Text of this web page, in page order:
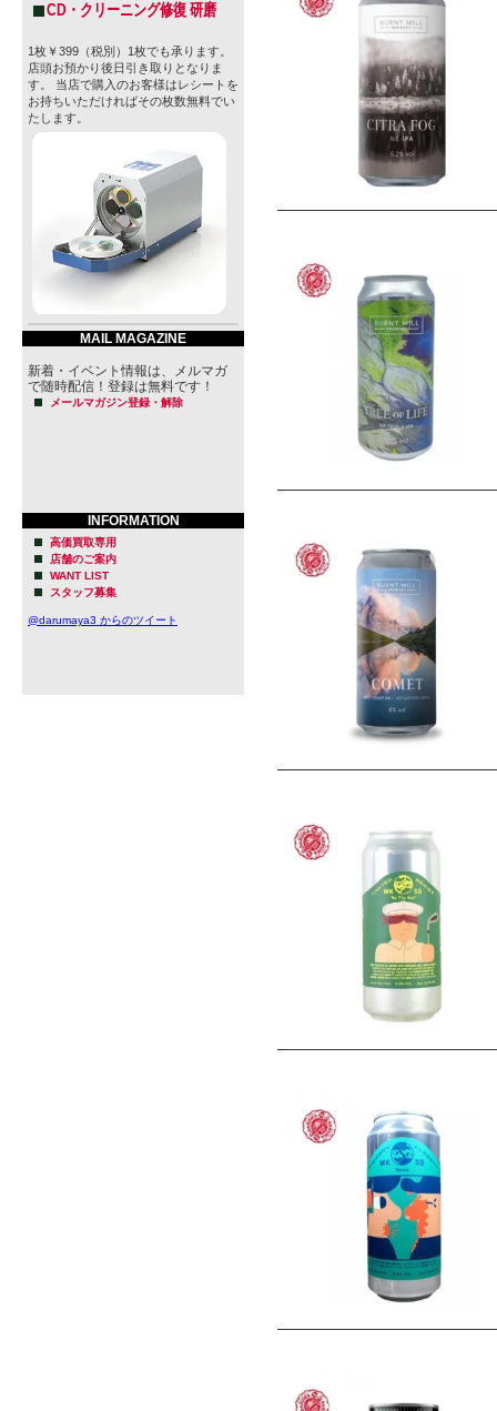
CD・クリーニング修復 研磨
1枚￥399（税別）1枚でも承ります。
店頭お預かり後日引き取りとなりま
す。 当店で購入のお客様はレシートを
お持ちいただければその枚数無料でい
たします。
MAIL MAGAZINE
新着・イベント情報は、メルマガ
で随時配信！登録は無料です！
メールマガジン登録・解除
INFORMATION
高価買取専用
店舗のご案内
WANT LIST
スタッフ募集
@darumaya3 からのツイート